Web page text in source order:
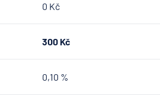
0 Kč
300 Kč
0,10 %